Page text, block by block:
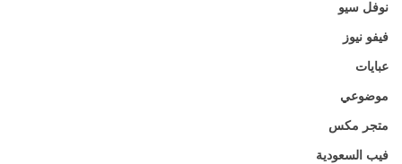
نوفل سيو
فيفو نيوز
عبايات
موضوعي
متجر مكس
فيب السعودية